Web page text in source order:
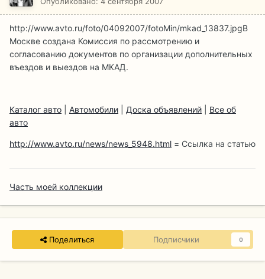
http://www.avto.ru/foto/04092007/fotoMin/mkad_13837.jpgВ
Москве создана Комиссия по рассмотрению и
согласованию документов по организации дополнительных
въездов и выездов на МКАД.
Каталог авто Автомобили Доска объявлений
Все об
авто
http://www.avto.ru/news/news_5948.html = Ссылка на статью
Часть моей коллекции
Поделиться Подписчики 0